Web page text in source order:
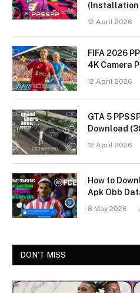
(Installation
12 April 2026
FIFA 2026
4K Camera
12 April 2026
GTA 5
Download
12 April 2026
How to
Apk Obb
8 May 2026
DON'T MISS